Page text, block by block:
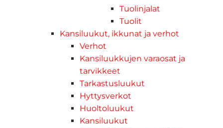
Tuolinjalat
Tuolit
Kansiluukut, ikkunat ja verhot
Verhot
Kansiluukkujen varaosat ja
tarvikkeet
Tarkastusluukut
Hyttysverkot
Huoltoluukut
Kansiluukut